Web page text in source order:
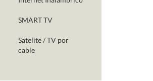
SMART TV
Satelite / TV por
cable